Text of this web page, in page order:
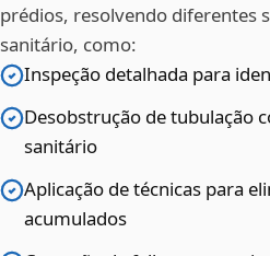
prédios, resolvendo diferentes
sanitário, como:
Inspeção detalhada para
Desobstrução de tubulação
sanitário
Aplicação de técnicas para
acumulados